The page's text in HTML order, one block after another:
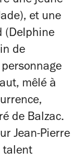
et une
(Delphine
de
mêlé à
de Balzac.
Jean-Pierre
talent